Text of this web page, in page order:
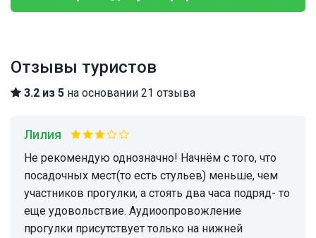
Отзывы туристов
3.2 из 5 на основании 21 отзыва
Лилия
Не рекомендую однозначно! Начнём с того, что
посадочных мест(то есть стульев) меньше, чем
участников прогулки, а стоять два часа подряд- то
еще удовольствие. Аудиоопровожление
прогулки присутствует только на нижней